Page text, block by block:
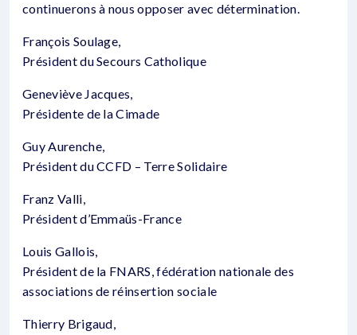
continuerons à nous opposer avec détermination.
François Soulage,
Président du Secours Catholique
Geneviève Jacques,
Présidente de la Cimade
Guy Aurenche,
Président du CCFD – Terre Solidaire
Franz Valli,
Président d’Emmaüs-France
Louis Gallois,
Président de la FNARS, fédération nationale des
associations de réinsertion sociale
Thierry Brigaud,